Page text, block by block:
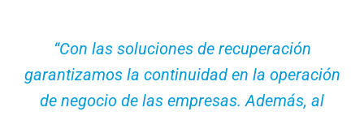
“Con las soluciones de recuperación
garantizamos la continuidad en la operación
de negocio de las empresas. Además, al